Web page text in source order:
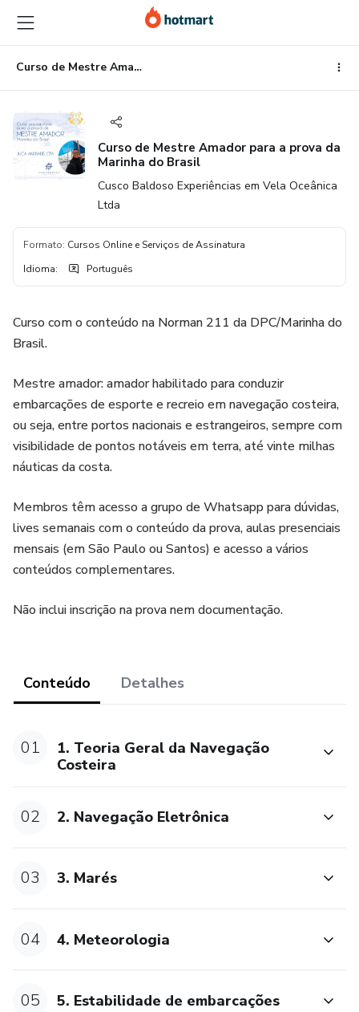
para
o
conteúdo
principal
para
o
pagamento
para
o
rodapé
Curso de Mestre Amador para a prova da Marinha do Brasil
Curso de Mestre Amador para a prova da
Marinha do Brasil
Cusco Baldoso Experiências em Vela Oceânica
Ltda
Formato: Cursos Online e Serviços de Assinatura
Idioma: Português
Curso com o conteúdo na Norman 211 da DPC/Marinha do
Brasil.
Mestre amador: amador habilitado para conduzir
embarcações de esporte e recreio em navegação costeira,
ou seja, entre portos nacionais e estrangeiros, sempre com
visibilidade de pontos notáveis em terra, até vinte milhas
náuticas da costa.
Membros têm acesso a grupo de Whatsapp para dúvidas,
lives semanais com o conteúdo da prova, aulas presenciais
mensais (em São Paulo ou Santos) e acesso a vários
conteúdos complementares.
Não inclui inscrição na prova nem documentação.
Conteúdo Detalhes
01
1. Teoria Geral da Navegação
Costeira
02 2. Navegação Eletrônica
03 3. Marés
04 4. Meteorologia
05 5. Estabilidade de embarcações